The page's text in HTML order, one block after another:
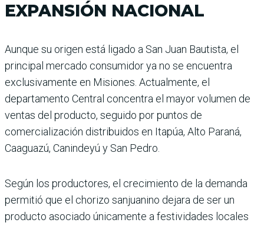
EXPANSIÓN NACIONAL
Aunque su origen está ligado a San Juan Bautista, el
principal mercado consumidor ya no se encuentra
exclusivamente en Misiones. Actualmente, el
departamento Central concentra el mayor volumen de
ventas del producto, seguido por puntos de
comercialización distribuidos en Itapúa, Alto Paraná,
Caaguazú, Canindeyú y San Pedro.
Según los productores, el crecimiento de la demanda
permitió que el chorizo sanjuanino dejara de ser un
producto asociado únicamente a festividades locales